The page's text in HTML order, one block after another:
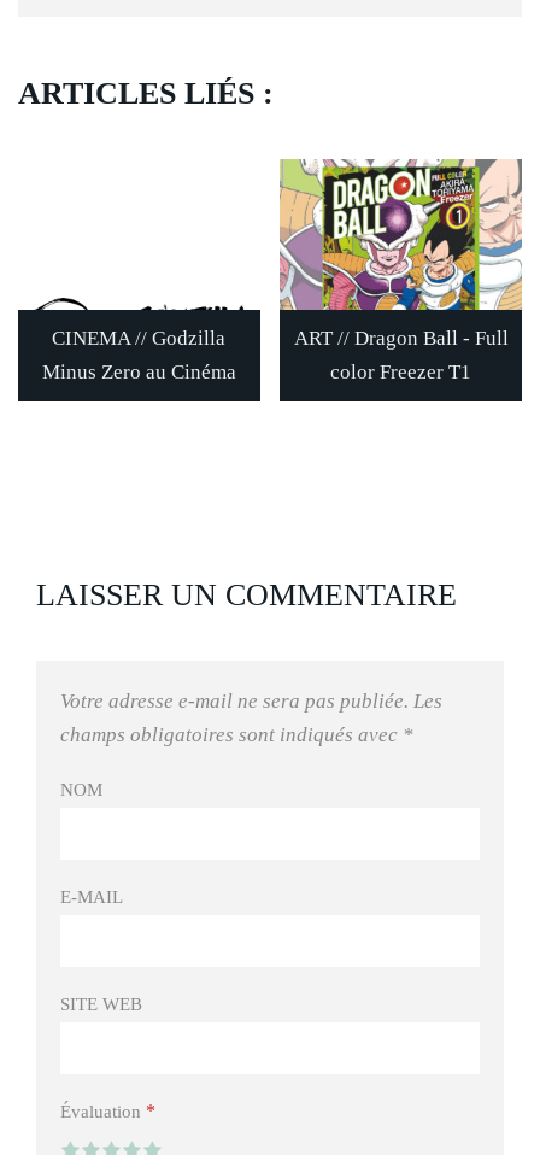
ARTICLES LIÉS :
CINEMA // Godzilla
Minus Zero au Cinéma
ART // Dragon Ball - Full
color Freezer T1
LAISSER UN COMMENTAIRE
Votre adresse e-mail ne sera pas publiée. Les
champs obligatoires sont indiqués avec *
NOM
E-MAIL
SITE WEB
Évaluation *